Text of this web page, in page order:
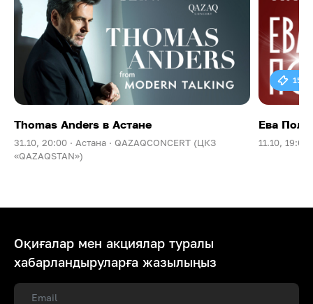
Thomas Anders в Астане
31.10, 20:00 · Астана · QAZAQCONCERT (ЦКЗ
«QAZAQSTAN»)
15
Ева
11.10, 19:00
Оқиғалар мен акциялар туралы
хабарландыруларға жазылыңыз